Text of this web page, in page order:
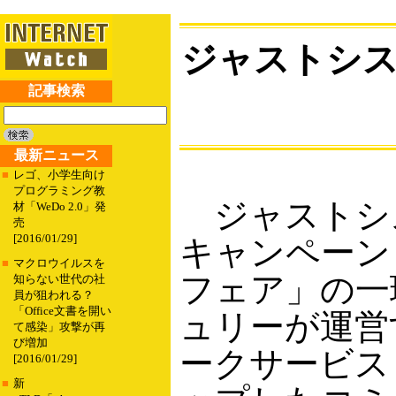
記事検索
最新ニュース
■ レゴ、小学生向け
プログラミング教
材「WeDo 2.0」発
売
[2016/01/29]
■ マクロウイルスを
知らない世代の社
員が狙われる？
「Office文書を開い
て感染」攻撃が再
び増加
[2016/01/29]
■ 新
ジャストシ
ジャストシ
キャンペー
フェア」の
ュリーが運
ークサービ